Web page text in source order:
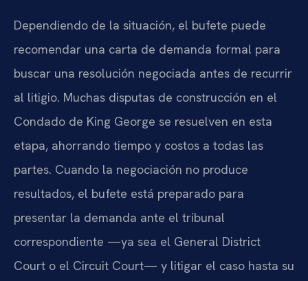
Dependiendo de la situación, el bufete puede
recomendar una carta de demanda formal para
buscar una resolución negociada antes de recurrir
al litigio. Muchas disputas de construcción en el
Condado de King George se resuelven en esta
etapa, ahorrando tiempo y costos a todas las
partes. Cuando la negociación no produce
resultados, el bufete está preparado para
presentar la demanda ante el tribunal
correspondiente —ya sea el General District
Court o el Circuit Court— y litigar el caso hasta su